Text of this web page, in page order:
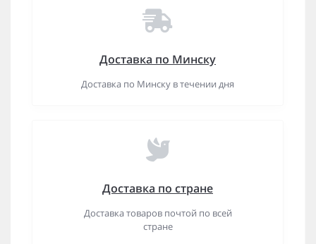
Доставка по Минску
Доставка по Минску в течении дня
Доставка по стране
Доставка товаров почтой по всей
стране